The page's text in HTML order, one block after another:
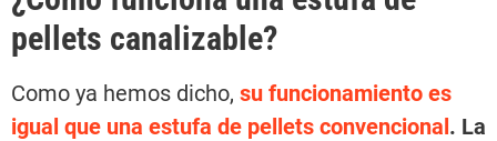
pellets canalizable?
Como ya hemos dicho, su funcionamiento es
igual que una estufa de pellets convencional. La